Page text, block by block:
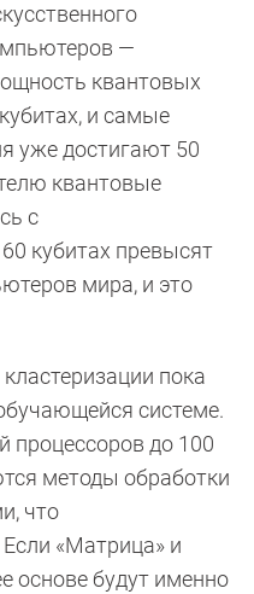
—
квантовых
и самые
уже достигают 50
квантовые
с
кубитах превысят
мира, и это
пока
системе.
процессоров до 100
методы обработки
что
«Матрица» и
основе будут именно